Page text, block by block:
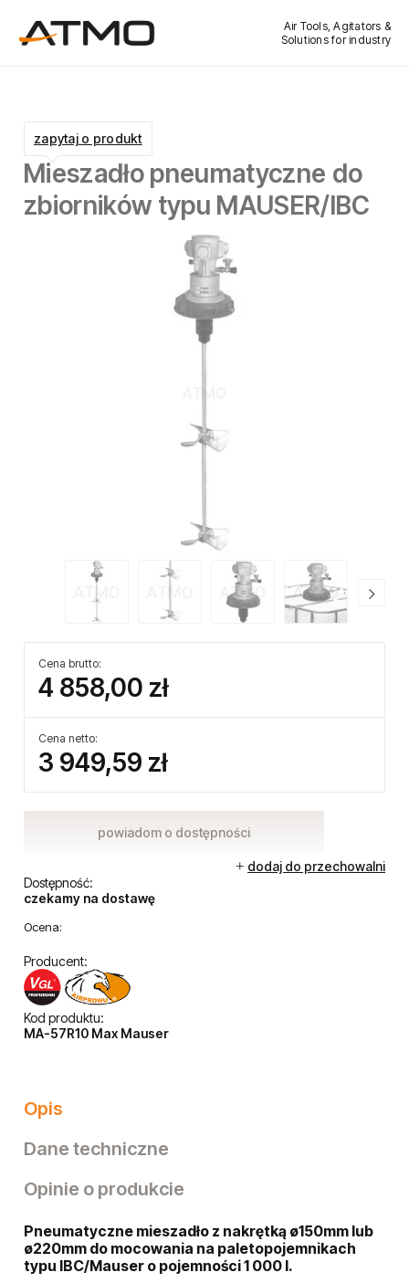
Air Tools, Agitators &
Solutions for industry
Mieszadło pneumatyczne do
zbiorników typu MAUSER/IBC
Cena brutto:
4 858,00 zł
Cena netto:
3 949,59 zł
powiadom o dostępności
dodaj do przechowalni
Dostępność:
czekamy na dostawę
Ocena:
Producent:
Kod produktu:
MA-57R10 Max Mauser
zapytaj o produkt
Opis
Dane techniczne
Opinie o produkcie
Pneumatyczne mieszadło z nakrętką ø150mm lub
ø220mm do mocowania na paletopojemnikach
typu IBC/Mauser o pojemności 1 000 l.